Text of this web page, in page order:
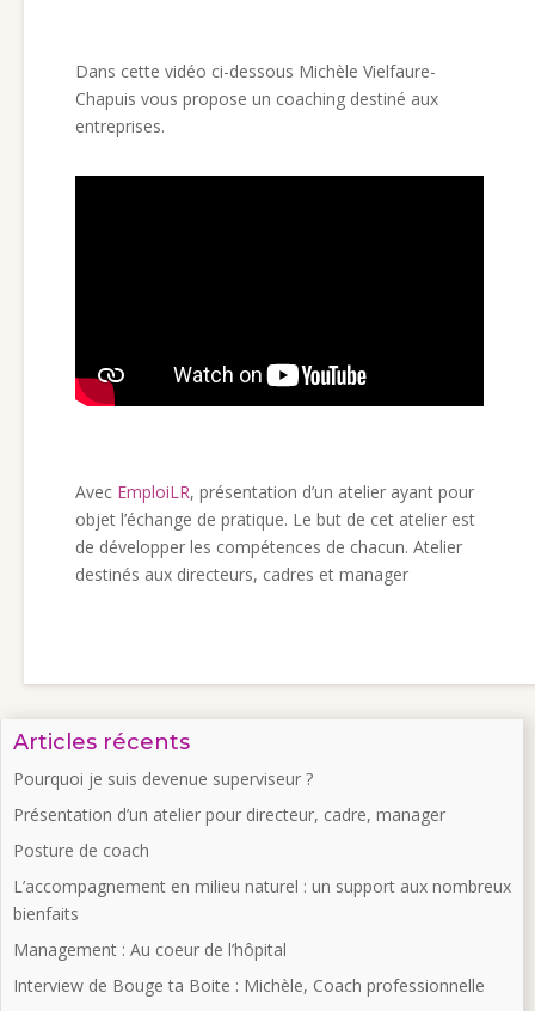
Dans cette vidéo ci-dessous Michèle Vielfaure-
Chapuis vous propose un coaching destiné aux
entreprises.
Avec EmploiLR, présentation d’un atelier ayant pour
objet l’échange de pratique. Le but de cet atelier est
de développer les compétences de chacun. Atelier
destinés aux directeurs, cadres et manager
Articles récents
Pourquoi je suis devenue superviseur ?
Présentation d’un atelier pour directeur, cadre, manager
Posture de coach
L’accompagnement en milieu naturel : un support aux nombreux
bienfaits
Management : Au coeur de l’hôpital
Interview de Bouge ta Boite : Michèle, Coach professionnelle